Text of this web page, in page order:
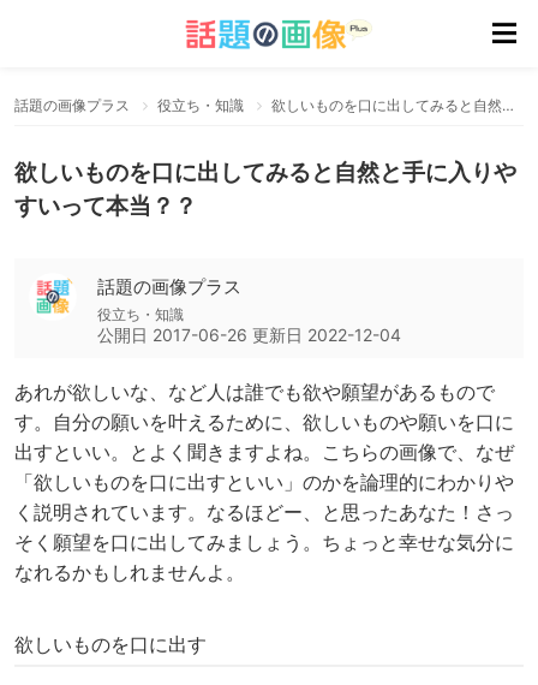
話題の画像プラス 役立ち・知識 欲しいものを口に出してみると自然と手に入りやすいって本当？？
欲しいものを口に出してみると自然と手に入りや
すいって本当？？
話題の画像プラス
役立ち・知識
公開日 2017-06-26 更新日 2022-12-04
あれが欲しいな、など人は誰でも欲や願望があるもので
す。自分の願いを叶えるために、欲しいものや願いを口に
出すといい。とよく聞きますよね。こちらの画像で、なぜ
「欲しいものを口に出すといい」のかを論理的にわかりや
く説明されています。なるほどー、と思ったあなた！さっ
そく願望を口に出してみましょう。ちょっと幸せな気分に
なれるかもしれませんよ。
欲しいものを口に出す